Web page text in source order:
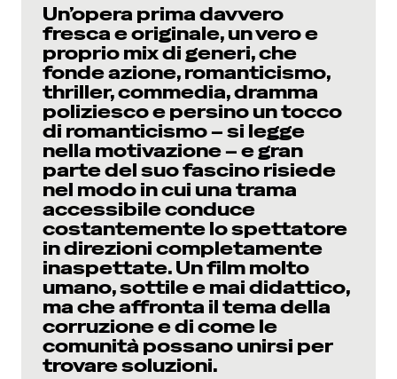
Un’opera prima davvero
fresca e originale, un vero e
proprio mix di generi, che
fonde azione, romanticismo,
thriller, commedia, dramma
poliziesco e persino un tocco
di romanticismo – si legge
nella motivazione – e gran
parte del suo fascino risiede
nel modo in cui una trama
accessibile conduce
costantemente lo spettatore
in direzioni completamente
inaspettate. Un film molto
umano, sottile e mai didattico,
ma che affronta il tema della
corruzione e di come le
comunità possano unirsi per
trovare soluzioni.